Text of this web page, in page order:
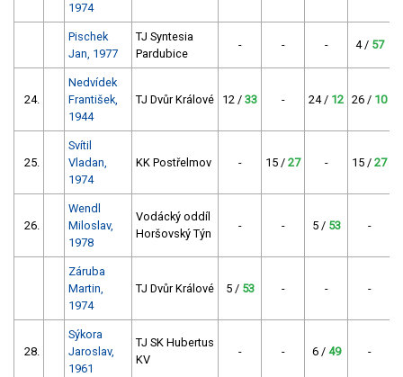
1974
Pischek
Jan, 1977
TJ Syntesia
Pardubice
- - - 4 / 57
24.
Nedvídek
František,
1944
TJ Dvůr Králové 12 / 33 - 24 / 12 26 / 10
25.
Svítil
Vladan,
1974
KK Postřelmov - 15 / 27 - 15 / 27
26.
Wendl
Miloslav,
1978
Vodácký oddíl
Horšovský Týn
- - 5 / 53 -
Záruba
Martin,
1974
TJ Dvůr Králové 5 / 53 - - -
28.
Sýkora
Jaroslav,
1961
TJ SK Hubertus
KV
- - 6 / 49 -